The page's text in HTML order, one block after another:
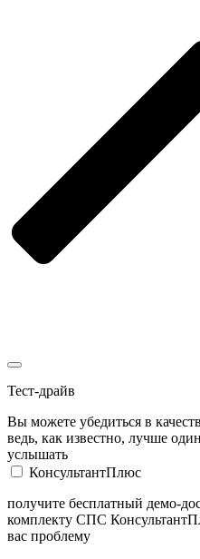
Тест-драйв
Вы можете убедиться в
ведь, как известно, лучше
услышать
КонсультантПлюс
получите бесплатный демо-
комплекту СПС
вас проблему